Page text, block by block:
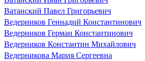
Ватанский Павел Григорьевич
Ведерников Геннадий Константинович
Ведерников Герман Константинович
Ведерников Константин Михайлович
Ведерникова Мария Сергеевна